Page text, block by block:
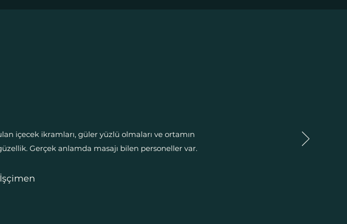
içecek ikramları, güler yüzlü olmaları ve ortamın
Gerçek anlamda masajı bilen personeller var.